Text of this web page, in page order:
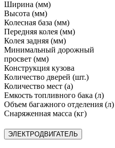
Ширина (мм)
Высота (мм)
Колесная база (мм)
Передняя колея (мм)
Колея задняя (мм)
Минимальный дорожный
просвет (мм)
Конструкция кузова
Количество дверей (шт.)
Количество мест (а)
Емкость топливного бака (л)
Объем багажного отделения (л)
Снаряженная масса (кг)
ЭЛЕКТРОДВИГАТЕЛЬ